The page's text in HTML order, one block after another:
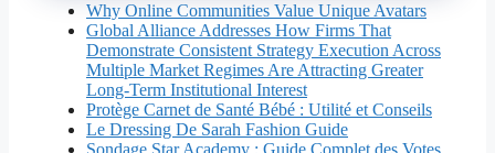
Why Online Communities Value Unique Avatars
Global Alliance Addresses How Firms That
Demonstrate Consistent Strategy Execution Across
Multiple Market Regimes Are Attracting Greater
Long-Term Institutional Interest
Protège Carnet de Santé Bébé : Utilité et Conseils
Le Dressing De Sarah Fashion Guide